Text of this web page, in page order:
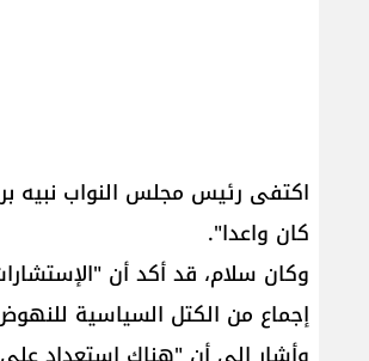
اكتفى رئيس مجلس النواب نبيه
كان واعدا".
وكان سلام، قد أكد أن
إجماع من الكتل السياسية للنهوض